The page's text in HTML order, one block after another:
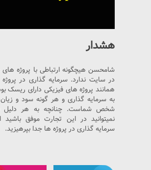
هشدار
شامحسن هیچگونه ارتباطی با پروژه
در سایت ندارد. سرمایه گذاری در
همانند پروژه های فیزیکی دارای ریسک
به سرمایه گذاری و هر گونه سود و
شخص شماست. چنانچه به هر دلیل
نمیتوانید در این تجارت موفق باشید
سرمایه گذاری در پروژه ها جدا بپرهیزید.